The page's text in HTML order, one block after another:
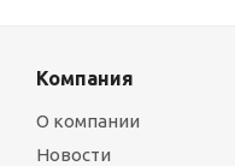
Компания
О компании
Новости